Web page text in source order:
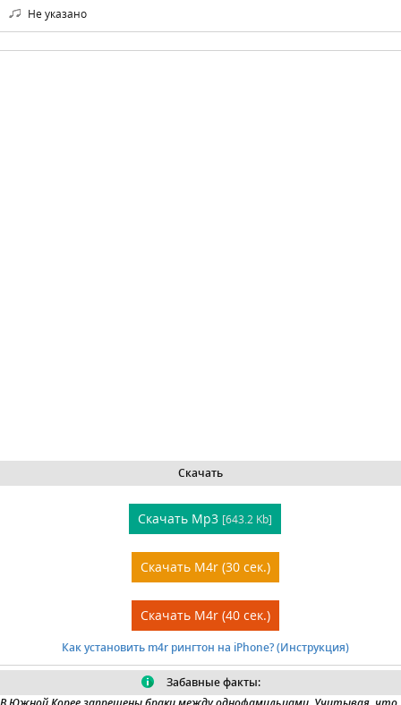
Не указано
Скачать
Скачать Mp3 [643.2 Kb]
Скачать M4r (30 сек.)
Скачать M4r (40 сек.)
Как установить m4r рингтон на iPhone? (Инструкция)
Забавные факты: